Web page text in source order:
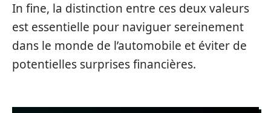
In fine, la distinction entre ces deux valeurs
est essentielle pour naviguer sereinement
dans le monde de l’automobile et éviter de
potentielles surprises financières.